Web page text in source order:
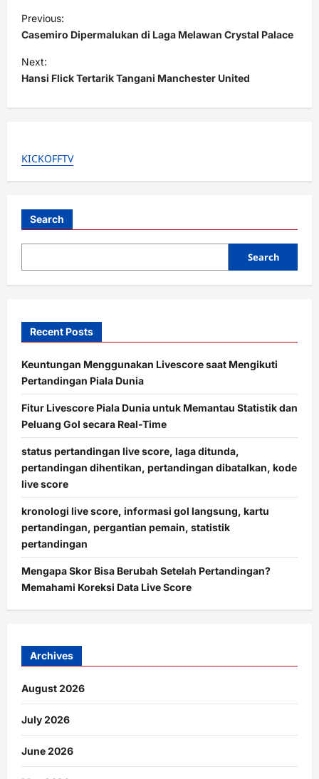
P
o
s
t
i
g
a
t
o
Previous:
Casemiro Dipermalukan di Laga Melawan Crystal Palace
Next:
Hansi Flick Tertarik Tangani Manchester United
KICKOFFTV
Search
Search
Recent Posts
Keuntungan Menggunakan Livescore saat Mengikuti
Pertandingan Piala Dunia
Fitur Livescore Piala Dunia untuk Memantau Statistik dan
Peluang Gol secara Real-Time
status pertandingan live score, laga ditunda,
pertandingan dihentikan, pertandingan dibatalkan, kode
live score
kronologi live score, informasi gol langsung, kartu
pertandingan, pergantian pemain, statistik
pertandingan
Mengapa Skor Bisa Berubah Setelah Pertandingan?
Memahami Koreksi Data Live Score
Archives
August 2026
July 2026
June 2026